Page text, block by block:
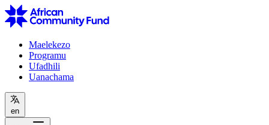
Maelekezo
Programu
Ufadhili
Uanachama
en